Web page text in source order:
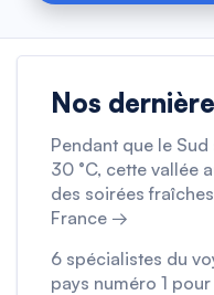
Nos
Pendant que le
30 °C, cette vallée
des soirées
France →
6 spécialistes du
pays numéro 1